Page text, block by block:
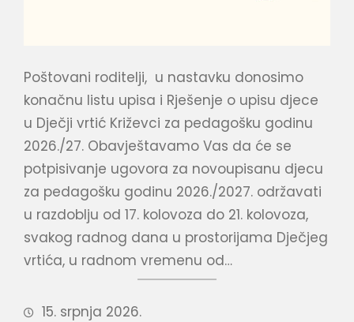
Poštovani roditelji, u nastavku donosimo
konačnu listu upisa i Rješenje o upisu djece
u Dječji vrtić Križevci za pedagošku godinu
2026./27. Obavještavamo Vas da će se
potpisivanje ugovora za novoupisanu djecu
za pedagošku godinu 2026./2027. održavati
u razdoblju od 17. kolovoza do 21. kolovoza,
svakog radnog dana u prostorijama Dječjeg
vrtića, u radnom vremenu od…
15. srpnja 2026.